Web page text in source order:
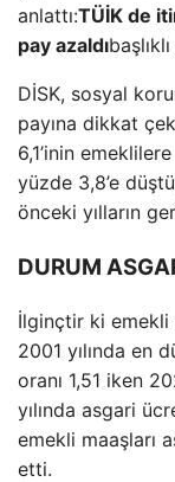
anlattı:TÜİK de
pay azaldı
DİSK, sosyal
payına dikkat
6,1’inin
yüzde 3,8’e
önceki yılların
DURUM
İlginçtir ki emekli
2001 yılında en
oranı 1,51 iken
yılında asgari
emekli maaşları
etti.